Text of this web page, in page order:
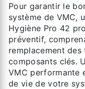
Pour garantir le
système de VMC,
Hygiène Pro 42
préventif,
remplacement
composants clés.
VMC performante
de vie de votre